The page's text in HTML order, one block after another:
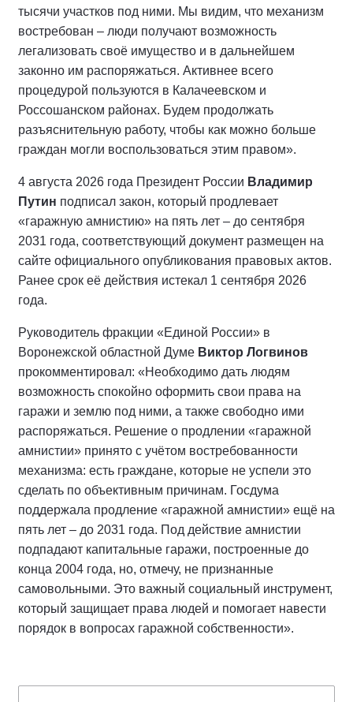
тысячи участков под ними. Мы видим, что механизм
востребован – люди получают возможность
легализовать своё имущество и в дальнейшем
законно им распоряжаться. Активнее всего
процедурой пользуются в Калачеевском и
Россошанском районах. Будем продолжать
разъяснительную работу, чтобы как можно больше
граждан могли воспользоваться этим правом».
4 августа 2026 года Президент России Владимир
Путин подписал закон, который продлевает
«гаражную амнистию» на пять лет – до сентября
2031 года, соответствующий документ размещен на
сайте официального опубликования правовых актов.
Ранее срок её действия истекал 1 сентября 2026
года.
Руководитель фракции «Единой России» в
Воронежской областной Думе Виктор Логвинов
прокомментировал: «Необходимо дать людям
возможность спокойно оформить свои права на
гаражи и землю под ними, а также свободно ими
распоряжаться. Решение о продлении «гаражной
амнистии» принято с учётом востребованности
механизма: есть граждане, которые не успели это
сделать по объективным причинам. Госдума
поддержала продление «гаражной амнистии» ещё на
пять лет – до 2031 года. Под действие амнистии
подпадают капитальные гаражи, построенные до
конца 2004 года, но, отмечу, не признанные
самовольными. Это важный социальный инструмент,
который защищает права людей и помогает навести
порядок в вопросах гаражной собственности».